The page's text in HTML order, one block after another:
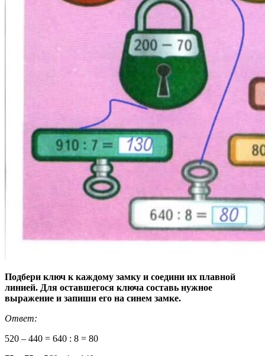
Подбери ключ к каждому замку и соедини их плавной
линией. Для оставшегося ключа составь нужное
выражение и запиши его на синем замке.
Ответ:
520 – 440 = 640 : 8 = 80